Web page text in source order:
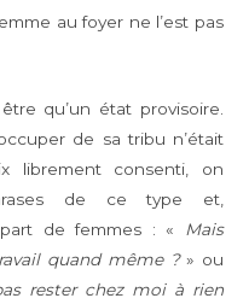
au foyer ne l’est pas
qu’un état provisoire.
de sa tribu n’était
librement consenti, on
de ce type et,
de femmes : «
Mais
quand même ?» ou
rester chez moi à rien